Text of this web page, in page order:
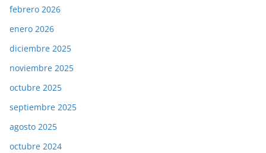
febrero 2026
enero 2026
diciembre 2025
noviembre 2025
octubre 2025
septiembre 2025
agosto 2025
octubre 2024